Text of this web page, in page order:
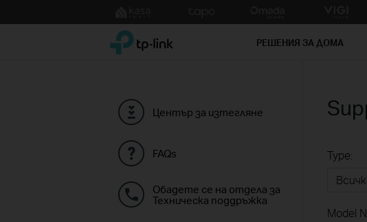
to
TP-Link, Reliably Smart РЕШЕНИЯ ЗА ДОМА
Център за изтегляне
FAQs
Обадете се на отдела за
Техническа поддръжка
Type:
Model